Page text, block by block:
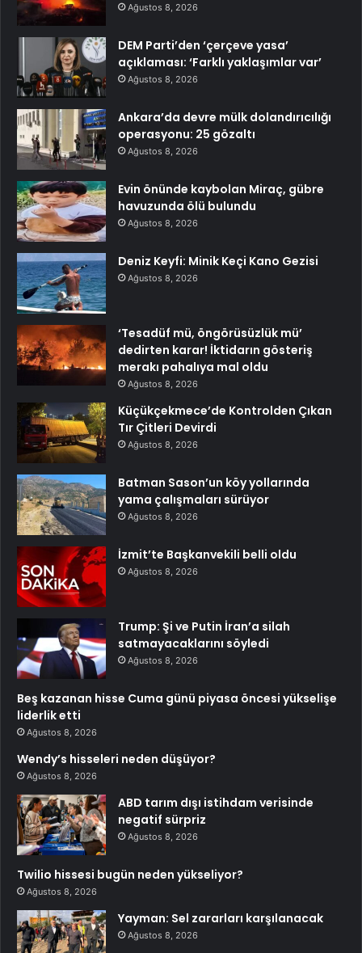
Ağustos 8, 2026
DEM Parti’den ‘çerçeve yasa’
açıklaması: ‘Farklı yaklaşımlar var’
Ağustos 8, 2026
Ankara’da devre mülk dolandırıcılığı
operasyonu: 25 gözaltı
Ağustos 8, 2026
Evin önünde kaybolan Miraç, gübre
havuzunda ölü bulundu
Ağustos 8, 2026
Deniz Keyfi: Minik Keçi Kano Gezisi
Ağustos 8, 2026
‘Tesadüf mü, öngörüsüzlük mü’
dedirten karar! İktidarın gösteriş
merakı pahalıya mal oldu
Ağustos 8, 2026
Küçükçekmece’de Kontrolden Çıkan
Tır Çitleri Devirdi
Ağustos 8, 2026
Batman Sason’un köy yollarında
yama çalışmaları sürüyor
Ağustos 8, 2026
İzmit’te Başkanvekili belli oldu
Ağustos 8, 2026
Trump: Şi ve Putin İran’a silah
satmayacaklarını söyledi
Ağustos 8, 2026
Beş kazanan hisse Cuma günü piyasa öncesi yükselişe
liderlik etti
Ağustos 8, 2026
Wendy’s hisseleri neden düşüyor?
Ağustos 8, 2026
ABD tarım dışı istihdam verisinde
negatif sürpriz
Ağustos 8, 2026
Twilio hissesi bugün neden yükseliyor?
Ağustos 8, 2026
Yayman: Sel zararları karşılanacak
Ağustos 8, 2026